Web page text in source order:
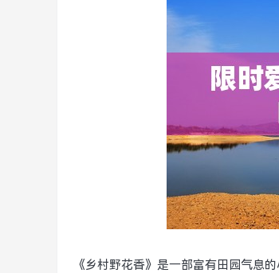
《乡村野花香》是一部富有田园气息